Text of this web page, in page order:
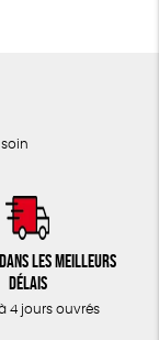
les meilleurs
délais
4 jours ouvrés